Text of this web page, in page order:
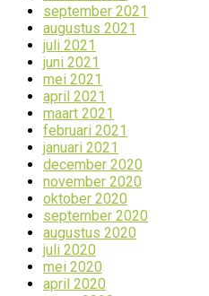
september 2021
augustus 2021
juli 2021
juni 2021
mei 2021
april 2021
maart 2021
februari 2021
januari 2021
december 2020
november 2020
oktober 2020
september 2020
augustus 2020
juli 2020
mei 2020
april 2020